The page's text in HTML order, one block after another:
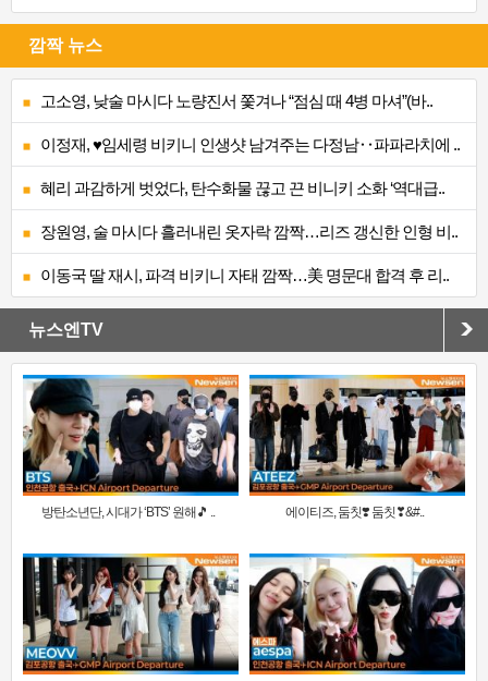
깜짝 뉴스
고소영, 낮술 마시다 노량진서 쫓겨나 “점심 때 4병 마셔”(바..
이정재, ♥임세령 비키니 인생샷 남겨주는 다정남‥파파라치에 ..
혜리 과감하게 벗었다, 탄수화물 끊고 끈 비니키 소화 ‘역대급..
장원영, 술 마시다 흘러내린 옷자락 깜짝…리즈 갱신한 인형 비..
이동국 딸 재시, 파격 비키니 자태 깜짝…美 명문대 합격 후 리..
뉴스엔TV
방탄소년단, 시대가 ‘BTS’ 원해🎵 .. 에이티즈, 둠칫❣️ 둠칫❣&#..